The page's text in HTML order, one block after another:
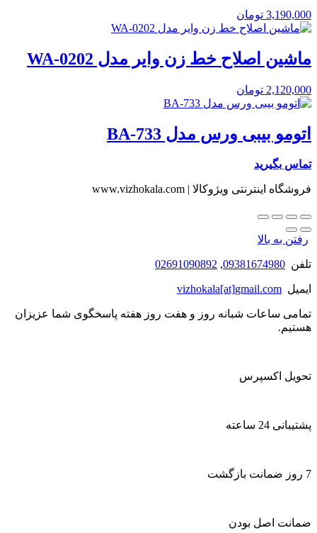
3,190,000 تومان
ماشین اصلاح خط زن وایر مدل WA-0202
2,120,000 تومان
اتومو بیبی ورس مدل BA-733
تماس بگیرید
فروشگاه اینترنتی ویژوکالا | www.vizhokala.com
رفتن به بالا
تلفن 09381674980
,
02691090892
ایمیل vizhokala[at]gmail.com
تمامی ساعات شبانه روز و هفت روز هفته پاسخگوی شما عزیزان
هستیم.
تحویل اکسپرس
پشتیبانی 24 ساعته
7 روز ضمانت بازگشت
ضمانت اصل بودن